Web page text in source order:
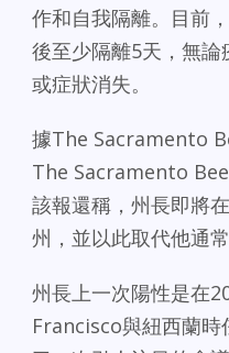
作和自我隔離。目前
後至少隔離5天，無論
或症狀消失。
據The Sacramento
The Sacramento Bee
該報還稱，州長即將
州，並以此取代他通常
州長上一次陽性是在
Francisco與紐西蘭